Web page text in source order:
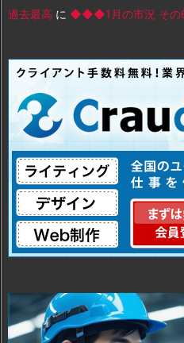
過去最高 に ◆◆◆1月の市況 そ